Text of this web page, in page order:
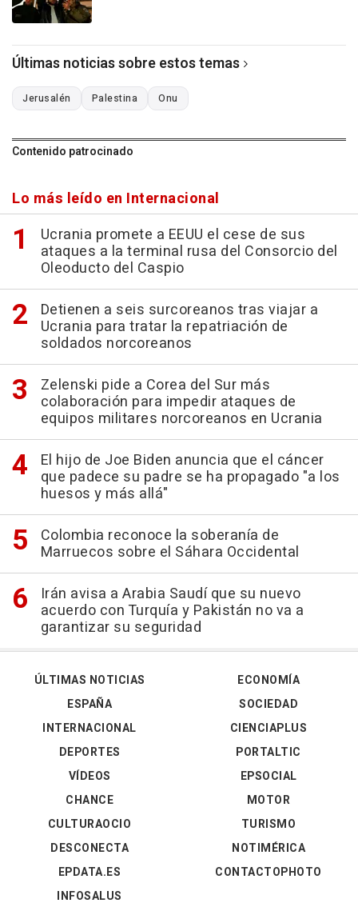
Últimas noticias sobre estos temas
Jerusalén Palestina Onu
Contenido patrocinado
Lo más leído en Internacional
Ucrania promete a EEUU el cese de sus
ataques a la terminal rusa del Consorcio del
Oleoducto del Caspio
Detienen a seis surcoreanos tras viajar a
Ucrania para tratar la repatriación de
soldados norcoreanos
Zelenski pide a Corea del Sur más
colaboración para impedir ataques de
equipos militares norcoreanos en Ucrania
El hijo de Joe Biden anuncia que el cáncer
que padece su padre se ha propagado "a los
huesos y más allá"
Colombia reconoce la soberanía de
Marruecos sobre el Sáhara Occidental
Irán avisa a Arabia Saudí que su nuevo
acuerdo con Turquía y Pakistán no va a
garantizar su seguridad
ÚLTIMAS NOTICIAS
ESPAÑA
INTERNACIONAL
DEPORTES
VÍDEOS
ECONOMÍA
SOCIEDAD
CIENCIAPLUS
PORTALTIC
EPSOCIAL
CHANCE
CULTURAOCIO
DESCONECTA
EPDATA.ES
INFOSALUS
MOTOR
TURISMO
NOTIMÉRICA
CONTACTOPHOTO